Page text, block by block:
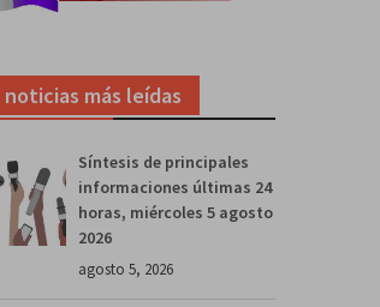
noticias más leídas
Síntesis de principales
informaciones últimas 24
horas, miércoles 5 agosto
2026
agosto 5, 2026